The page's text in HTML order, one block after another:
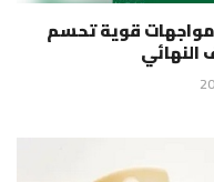
كأس أمم إفريقيا للسيدات.. 4 مواجهات قوية تحسم
النهائي